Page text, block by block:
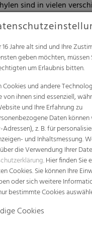
sind in vielen
als auch in
bietet RKW
anpassbar, für
Bedruckbarkeit
Material
Verarbeitbarkeit
Transparenz und
Jahre alt sind und Ihre
geben möchten, müssen
um Erlaubnis bitten.
und andere
von ihnen sind essenziell,
und Ihre Erfahrung zu
Daten
Adressen), z. B. für
und Inhaltsmessung.
die Verwendung Ihrer
. Hier finden Sie
Cookies. Sie können Ihre
oder sich weitere
bestimmte Cookies
Cookies